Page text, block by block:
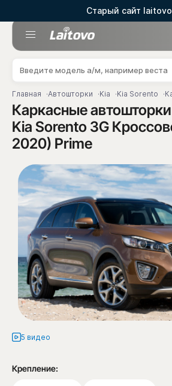
Старый сайт
Главная Автошторки Kia Kia Sorento
Каркасные
Kia Sorento 3G
2020) Prime
5 видео
Крепление: